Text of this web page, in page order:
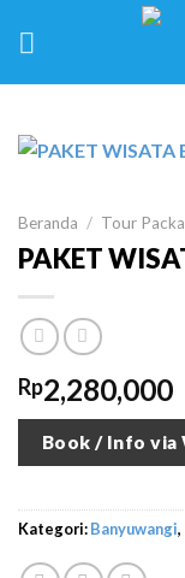
Beranda / Tour
PAKET
Rp2,280,000
Book / Info via
Kategori:Banyuwangi,